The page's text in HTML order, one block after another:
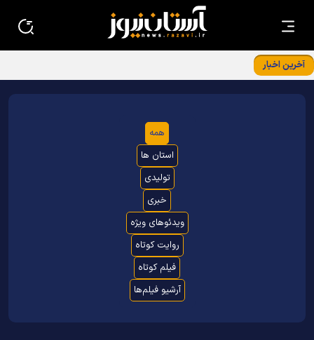
آخرین اخبار
استان‌ها در بنیادپژوهش های استان قدس رضوی
همه
استان ها
تولیدی
خبری
ویدئوهای ویژه
روایت کوتاه
فیلم کوتاه
آرشیو فیلم‌ها